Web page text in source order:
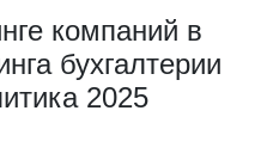
компаний в
бухгалтерии
2025